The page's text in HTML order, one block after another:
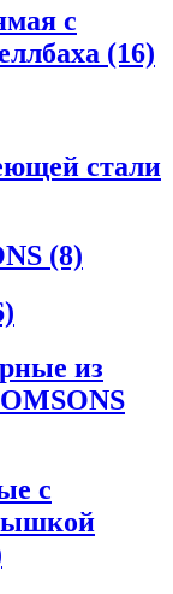
с
(16)
стали
(8)
из
с